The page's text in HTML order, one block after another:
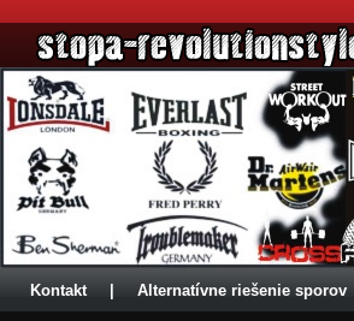
Kontakt Alternatívne riešenie sporov